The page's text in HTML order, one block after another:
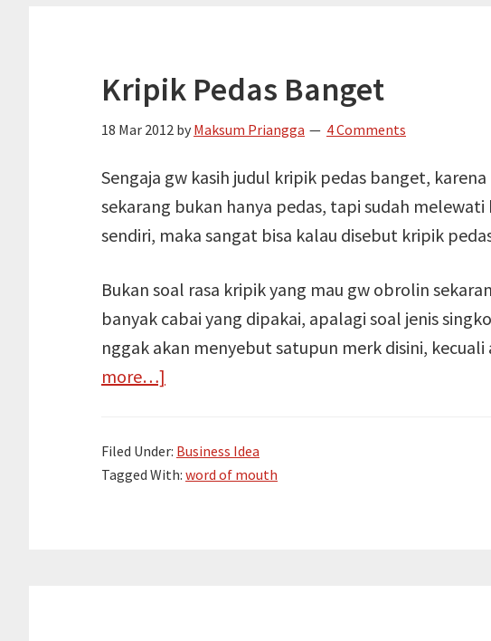
Kripik Pedas Banget
18 Mar 2012 by Maksum Priangga 4 Comments
Sengaja gw kasih judul kripik pedas banget,
sekarang bukan hanya pedas, tapi sudah
sendiri, maka sangat bisa kalau disebut kripik
Bukan soal rasa kripik yang mau gw obrolin
banyak cabai yang dipakai, apalagi soal jenis
nggak akan menyebut satupun merk disini, kecuali
more…]
Banget
Filed Under: Business Idea
Tagged With: word of mouth